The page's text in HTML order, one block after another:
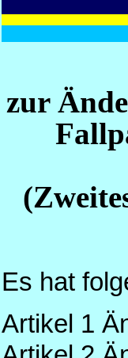
zur
Es hat
Artikel 1